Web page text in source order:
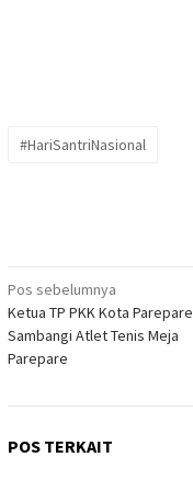
#HariSantriNasional
Navigasi
pos
Pos sebelumnya
Ketua TP PKK Kota Parepare
Sambangi Atlet Tenis Meja
Parepare
POS TERKAIT